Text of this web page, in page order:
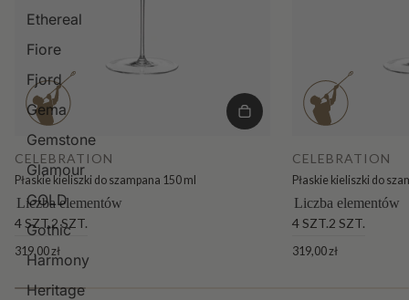
Ethereal
Fiore
Fjord
Gema
Gemstone
Glamour
GOLD
Gothic
Harmony
Heritage
CELEBRATION
Płaskie kieliszki do szampana 150 ml
Liczba elementów
4 SZT.2 SZT.
319,00 zł
CELEBRATION
Płaskie kieliszki do
Liczba elementów
4 SZT.2 SZT.
319,00 zł